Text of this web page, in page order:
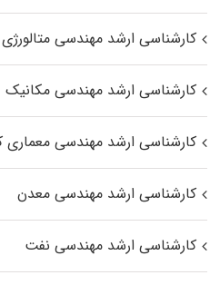
کارشناسی ارشد مهندسی
کارشناسی ارشد مهندسی مکانیک
کارشناسی ارشد مهندسی
کارشناسی ارشد مهندسی معدن
کارشناسی ارشد مهندسی نفت